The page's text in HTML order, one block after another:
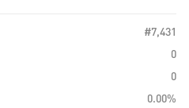
#7,431
0
0
0.00%